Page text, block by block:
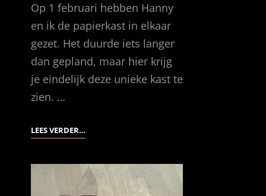
Op 1 februari hebben Hanny
en ik de papierkast in elkaar
gezet. Het duurde iets langer
dan gepland, maar hier krijg
je eindelijk deze unieke kast te
zien. …
LEES VERDER…PAPIERKAST